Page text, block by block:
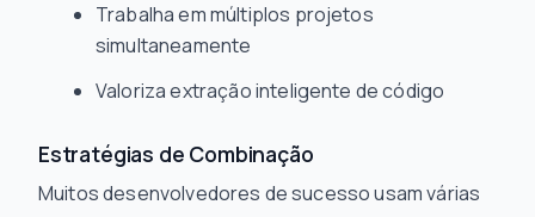
Trabalha em múltiplos projetos
simultaneamente
Valoriza extração inteligente de código
Estratégias de Combinação
Muitos desenvolvedores de sucesso usam várias